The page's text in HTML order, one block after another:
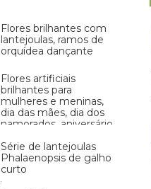
Flores brilhantes com
lantejoulas, ramos de
orquídea dançante
Flores artificiais
brilhantes para
mulheres e meninas,
dia das mães, dia dos
namorados, aniversário,
Série de lantejoulas
Phalaenopsis de galho
curto